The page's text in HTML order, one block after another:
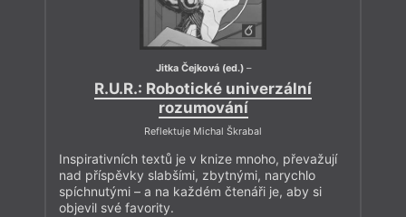
Jitka Čejková (ed.)–
R.U.R.: Robotické univerzální
rozumování
Reflektuje Michal Škrabal
Inspirativních textů je v knize mnoho, převažují
nad příspěvky slabšími, zbytnými, narychlo
spíchnutými – a na každém čtenáři je, aby si
objevil své favority.